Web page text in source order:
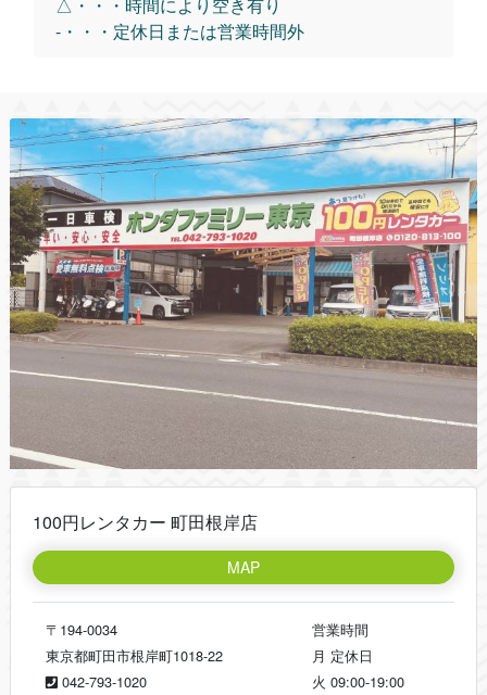
△・・・時間により空き有り
-・・・定休日または営業時間外
100円レンタカー 町田根岸店
MAP
〒194-0034
東京都町田市根岸町1018-22
042-793-1020
営業時間
月 定休日
火 09:00-19:00